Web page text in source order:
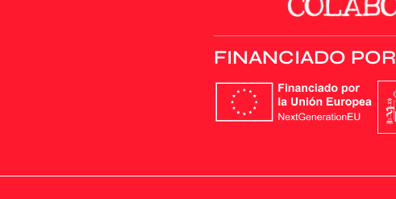
FINANCIADO POR